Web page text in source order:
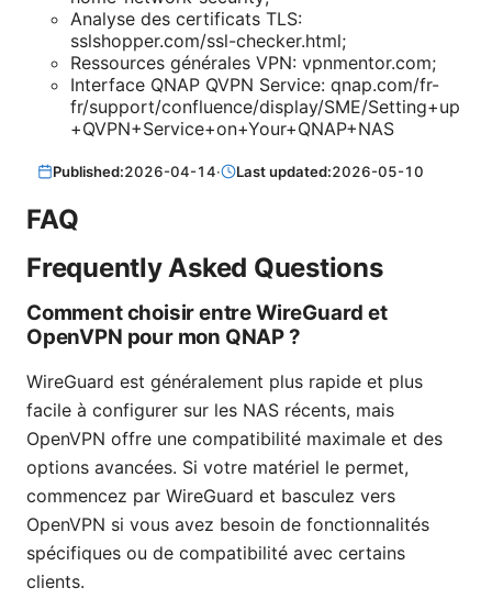
Analyse des certificats TLS:
sslshopper.com/ssl-checker.html;
Ressources générales VPN: vpnmentor.com;
Interface QNAP QVPN Service: qnap.com/fr-
fr/support/confluence/display/SME/Setting+up
+QVPN+Service+on+Your+QNAP+NAS
Published:2026-04-14· Last updated:2026-05-10
FAQ
Frequently Asked Questions
Comment choisir entre WireGuard et
OpenVPN pour mon QNAP ?
WireGuard est généralement plus rapide et plus
facile à configurer sur les NAS récents, mais
OpenVPN offre une compatibilité maximale et des
options avancées. Si votre matériel le permet,
commencez par WireGuard et basculez vers
OpenVPN si vous avez besoin de fonctionnalités
spécifiques ou de compatibilité avec certains
clients.